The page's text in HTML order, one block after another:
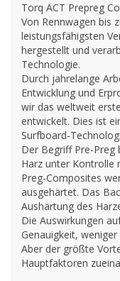
Torq ACT Prepreg
Von Rennwagen bis
leistungsfähigsten
hergestellt und
Technologie.
Durch jahrelange
Entwicklung und
wir das weltweit
entwickelt. Dies ist
Surfboard-
Der Begriff Pre-Preg
Harz unter Kontrolle
Preg-Composites
ausgehärtet. Das
Aushärtung des
Die Auswirkungen
Genauigkeit,
Aber der größte
Hauptfaktoren